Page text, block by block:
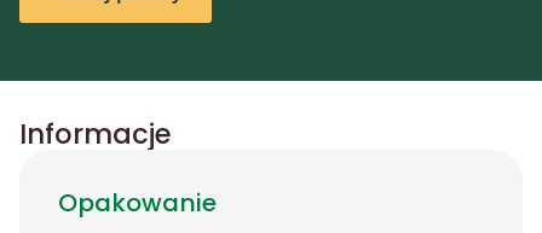
Informacje
Opakowanie